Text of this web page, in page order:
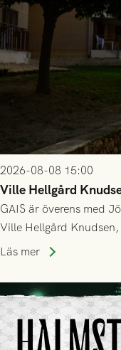
2026-08-08 15:00
Ville Hellgård
GAIS är överens med
Ville Hellgård
Läs mer